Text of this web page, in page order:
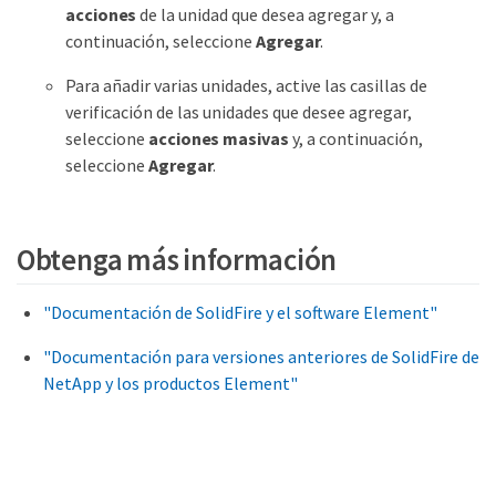
acciones de la unidad que desea agregar y, a
continuación, seleccione Agregar.
Para añadir varias unidades, active las casillas de
verificación de las unidades que desee agregar,
seleccione acciones masivas y, a continuación,
seleccione Agregar.
Obtenga más información
"Documentación de SolidFire y el software Element"
"Documentación para versiones anteriores de SolidFire de
NetApp y los productos Element"